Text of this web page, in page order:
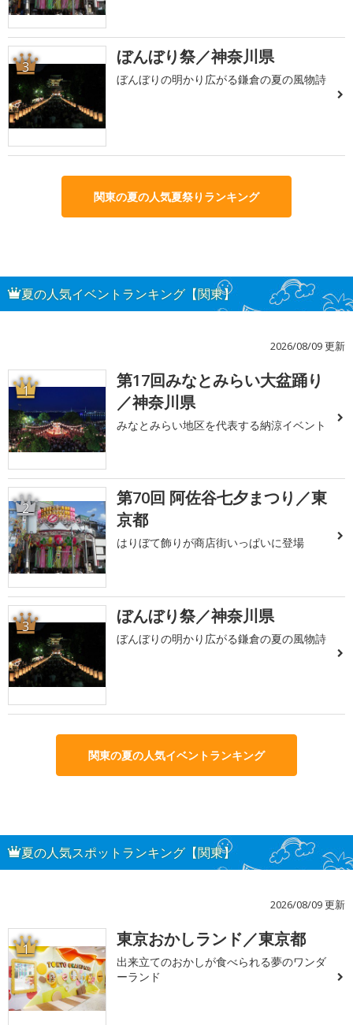
3 ぼんぼり祭／神奈川県
ぼんぼりの明かり広がる鎌倉の夏の風物詩
関東の夏の人気夏祭りランキング
夏の人気イベントランキング【関東】
2026/08/09 更新
1
第17回みなとみらい大盆踊り
／神奈川県
みなとみらい地区を代表する納涼イベント
2
第70回 阿佐谷七夕まつり／東
京都
はりぼて飾りが商店街いっぱいに登場
3 ぼんぼり祭／神奈川県
ぼんぼりの明かり広がる鎌倉の夏の風物詩
関東の夏の人気イベントランキング
夏の人気スポットランキング【関東】
2026/08/09 更新
1 東京おかしランド／東京都
出来立てのおかしが食べられる夢のワンダ
ーランド